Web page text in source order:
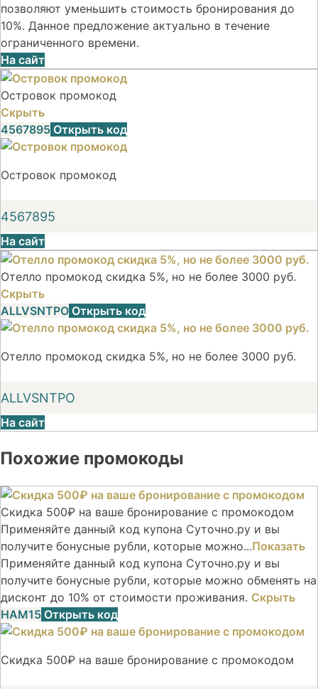
позволяют уменьшить стоимость бронирования до
10%. Данное предложение актуально в течение
ограниченного времени.
На сайт
Островок промокод
Скрыть
4567895 Открыть код
Островок промокод
4567895
На сайт
Отелло промокод скидка 5%, но не более 3000 руб.
Скрыть
ALLVSNTPO Открыть код
Отелло промокод скидка 5%, но не более 3000 руб.
ALLVSNTPO
На сайт
Похожие промокоды
Скидка 500₽ на ваше бронирование с промокодом
Применяйте данный код купона Суточно.ру и вы
получите бонусные рубли, которые можно...Показать
Применяйте данный код купона Суточно.ру и вы
получите бонусные рубли, которые можно обменять на
дисконт до 10% от стоимости проживания. Скрыть
НАМ15 Открыть код
Скидка 500₽ на ваше бронирование с промокодом